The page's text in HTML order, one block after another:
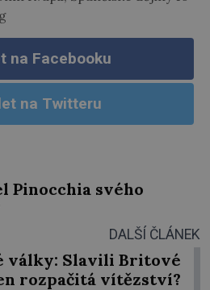
na Facebooku
na Twitteru
Pinocchia svého
DALŠÍ ČLÁNEK
války: Slavili Britové
rozpačitá vítězství?